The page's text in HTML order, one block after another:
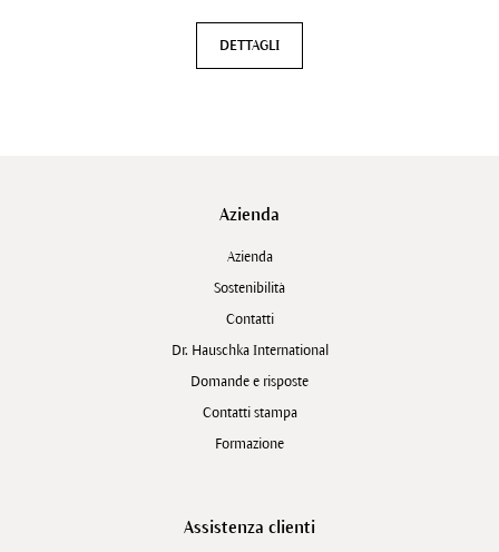
DETTAGLI
Azienda
Azienda
Sostenibilità
Contatti
Dr. Hauschka International
Domande e risposte
Contatti stampa
Formazione
Assistenza clienti